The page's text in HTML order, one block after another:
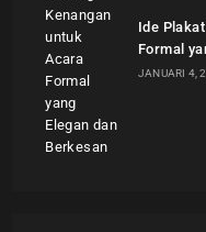
Ide
Formal
JANUARI 4,